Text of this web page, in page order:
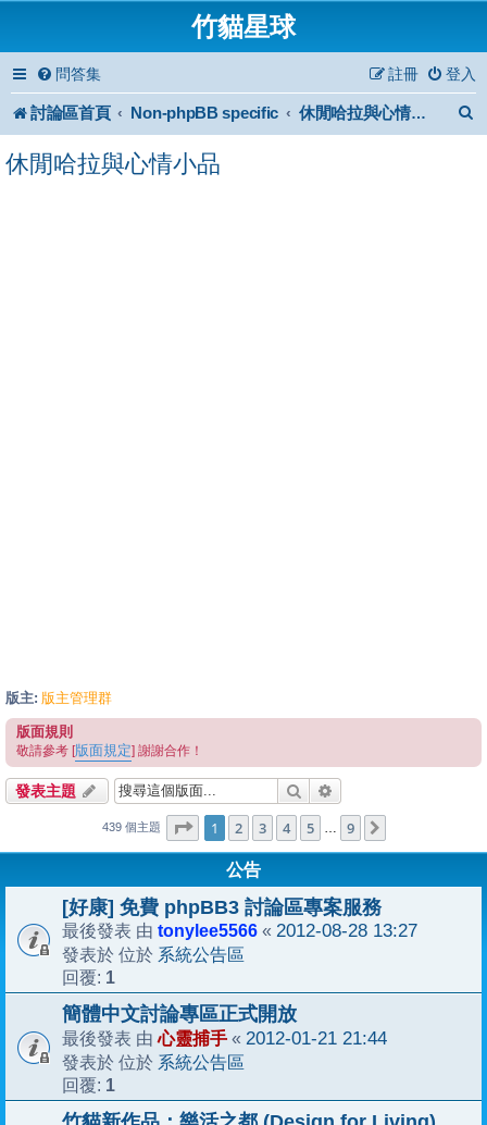
竹貓星球
問答集 登入
註冊
討論區首頁 Non-phpBB specific 休閒哈拉與心情小品
休閒哈拉與心情小品
版主: 版主管理群
版面規則
敬請參考 [版面規定] 謝謝合作！
發表主題 搜尋
439 個主題 第1 頁 (共 頁)
1 2 3 4 5 … 9
公告
[好康] 免費 phpBB3 討論區專案服務
最後發表 由 tonylee5566 « 2012-08-28 13:27
發表於 位於 系統公告區
回覆: 1
簡體中文討論專區正式開放
最後發表 由心靈捕手 « 2012-01-21 21:44
發表於 位於 系統公告區
回覆: 1